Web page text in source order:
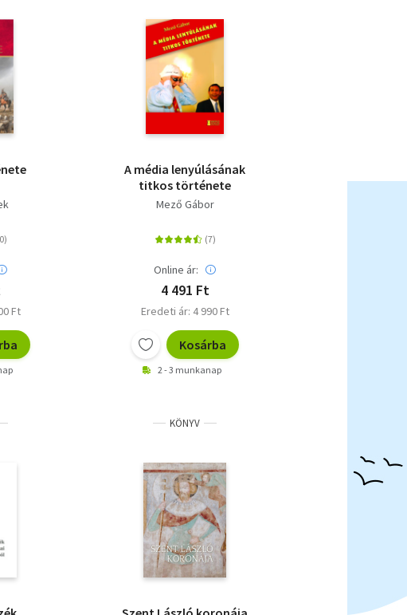
Ft
A média lenyúlásának
titkos története
Mező Gábor
Online ár:
4 491 Ft
Eredeti ár: 4 990 Ft
Kosárba
2 - 3 munkanap
KÖNYV